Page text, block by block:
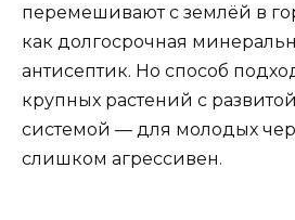
перемешивают с землёй в
как долгосрочная
антисептик. Но способ
крупных растений с
системой — для молодых
слишком агрессивен.